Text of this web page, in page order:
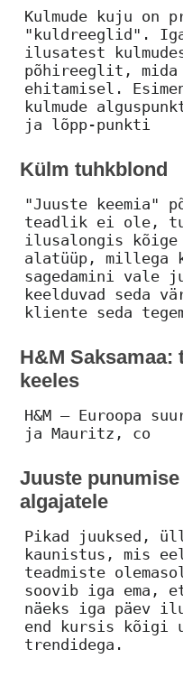
Kulmude kuju on
"kuldreeglid".
ilusatest
põhireeglit, mida
ehitamisel.
kulmude
ja lõpp-punkti
Külm tuhkblond
"Juuste keemia"
teadlik ei ole,
ilusalongis kõige
alatüüp, millega
sagedamini vale
keelduvad seda
kliente seda
H&M Saksamaa:
keeles
H&M – Euroopa
ja Mauritz, co
Juuste
algajatele
Pikad juuksed,
kaunistus, mis
teadmiste
soovib iga ema,
näeks iga päev
end kursis kõigi
trendidega.